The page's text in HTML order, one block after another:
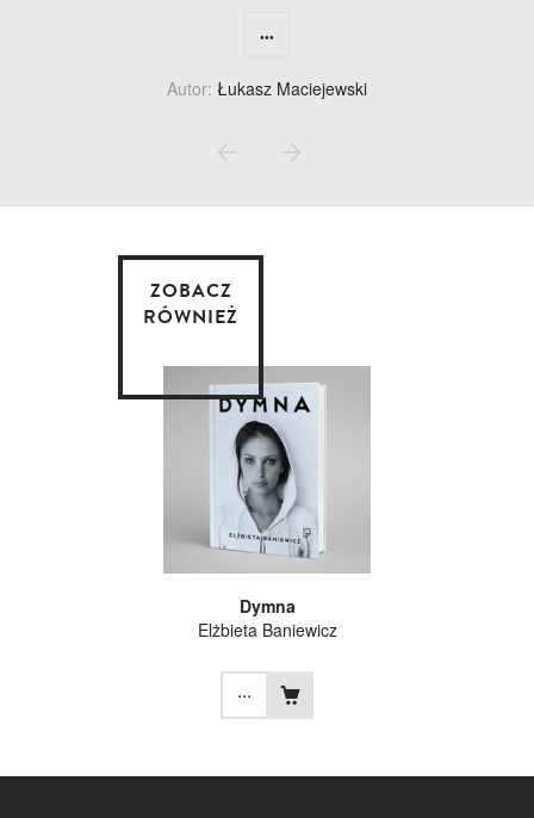
...
Autor: Łukasz Maciejewski
ZOBACZ
RÓWNIEŻ
Dymna
Elżbieta Baniewicz
...